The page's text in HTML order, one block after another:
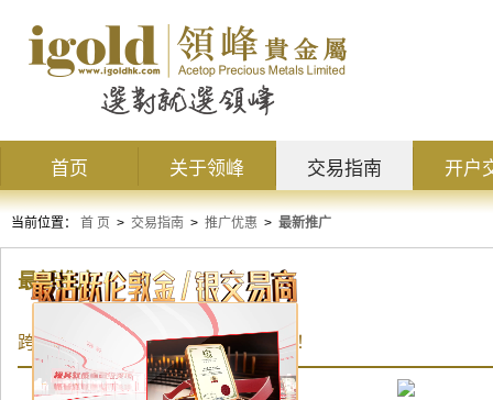
首页 关于领峰 交易指南 开户
当前位置： 首 页 > 交易指南 > 推广优惠 > 最新推广
最新推广
跨年交易狂欢，双旦豪送10000美元！